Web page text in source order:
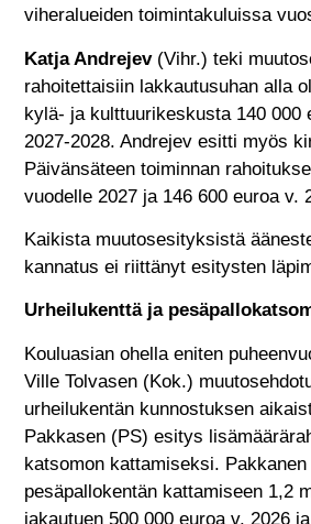
viheralueiden toimintakuluissa
Katja Andrejev(Vihr.) teki
rahoitettaisiin lakkautusuhan alla
kylä- ja kulttuurikeskusta 140 000
2027-2028. Andrejev esitti myös
Päivänsäteen toiminnan
vuodelle 2027 ja 146 600 euroa v.
Kaikista muutosesityksistä
kannatus ei riittänyt esitysten
Urheilukenttä ja
Kouluasian ohella eniten
Ville Tolvasen (Kok.)
urheilukentän kunnostuksen
Pakkasen (PS) esitys
katsomon kattamiseksi.
pesäpallokentän kattamiseen 1,2
jakautuen 500 000 euroa v. 2026